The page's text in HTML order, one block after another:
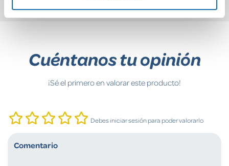
Cuéntanos tu opinión
¡Sé el primero en valorar este producto!
Debes iniciar sesión para poder valorarlo